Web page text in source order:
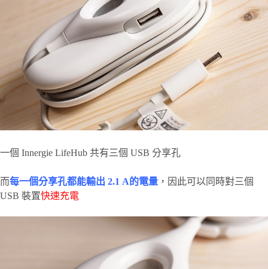
一個 Innergie LifeHub 共有三個 USB 分享孔
而每一個分享孔都能輸出 2.1 A的電量 ，因此可以同時對三個
USB 裝置快速充電